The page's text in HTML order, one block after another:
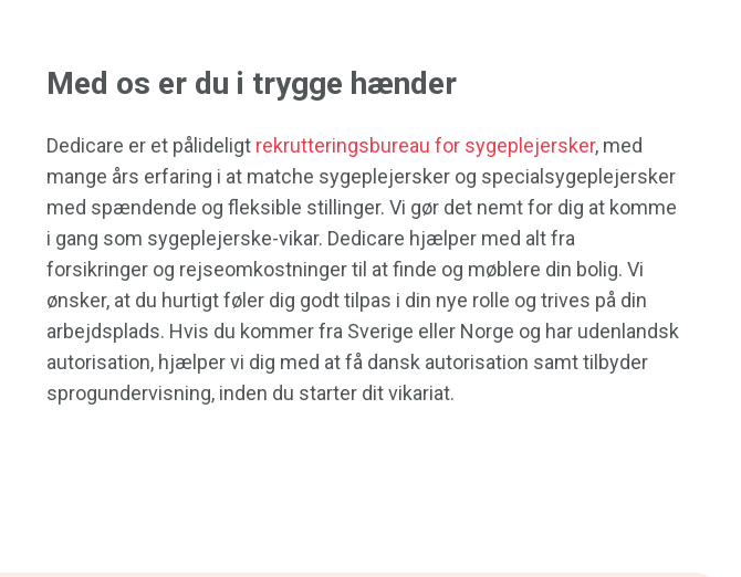
Med os er du i trygge hænder
Dedicare er et pålideligt rekrutteringsbureau for sygeplejersker, med
mange års erfaring i at matche sygeplejersker og specialsygeplejersker
med spændende og fleksible stillinger. Vi gør det nemt for dig at komme
i gang som sygeplejerske-vikar. Dedicare hjælper med alt fra
forsikringer og rejseomkostninger til at finde og møblere din bolig. Vi
ønsker, at du hurtigt føler dig godt tilpas i din nye rolle og trives på din
arbejdsplads. Hvis du kommer fra Sverige eller Norge og har udenlandsk
autorisation, hjælper vi dig med at få dansk autorisation samt tilbyder
sprogundervisning, inden du starter dit vikariat.